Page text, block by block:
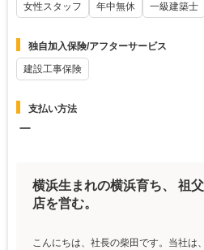
女性スタッフ
年中無休 一級建築士
独自加入保険/アフターサービス
建設工事保険
支払い方法
ー
横浜生まれの横浜育ち、 祖
店を営む。
こんにちは、社長の柴田です。当社は